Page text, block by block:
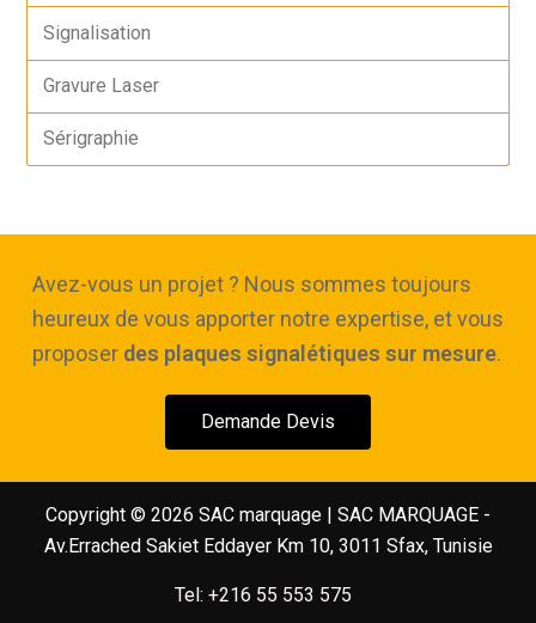
Signalisation
Gravure Laser
Sérigraphie
Avez-vous un projet ? Nous sommes toujours
heureux de vous apporter notre expertise, et vous
proposer des plaques signalétiques sur mesure.
Demande Devis
Copyright © 2026 SAC marquage | SAC MARQUAGE -
Av.Errached Sakiet Eddayer Km 10, 3011 Sfax, Tunisie
Tel: +216 55 553 575